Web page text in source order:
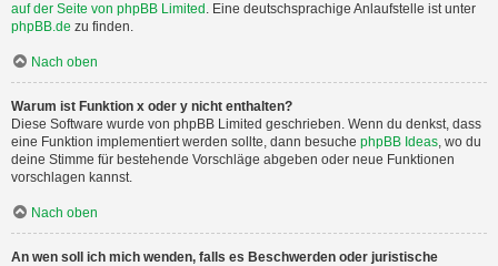
auf der Seite von phpBB Limited . Eine deutschsprachige Anlaufstelle ist unter
phpBB.de zu finden.
Nach oben
Warum ist Funktion x oder y nicht enthalten?
Diese Software wurde von phpBB Limited geschrieben. Wenn du denkst, dass
eine Funktion implementiert werden sollte, dann besuche phpBB Ideas, wo du
deine Stimme für bestehende Vorschläge abgeben oder neue Funktionen
vorschlagen kannst.
Nach oben
An wen soll ich mich wenden, falls es Beschwerden oder juristische